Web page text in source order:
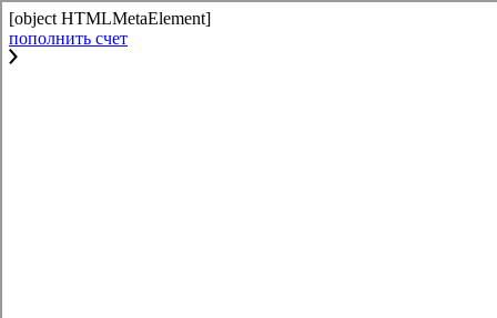
[object HTMLMetaElement]
пополнить счет